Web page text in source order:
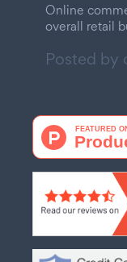
Online
overall retail
Posted by